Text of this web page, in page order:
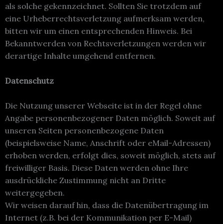
als solche gekennzeichnet. Sollten Sie trotzdem auf
eine Urheberrechtsverletzung aufmerksam werden,
bitten wir um einen entsprechenden Hinweis. Bei
Bekanntwerden von Rechtsverletzungen werden wir
derartige Inhalte umgehend entfernen.
Datenschutz
Die Nutzung unserer Webseite ist in der Regel ohne
Angabe personenbezogener Daten möglich. Soweit auf
unseren Seiten personenbezogene Daten
(beispielsweise Name, Anschrift oder eMail-Adressen)
erhoben werden, erfolgt dies, soweit möglich, stets auf
freiwilliger Basis. Diese Daten werden ohne Ihre
ausdrückliche Zustimmung nicht an Dritte
weitergegeben.
Wir weisen darauf hin, dass die Datenübertragung im
Internet (z.B. bei der Kommunikation per E-Mail)